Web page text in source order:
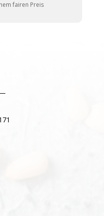
fairen Preis